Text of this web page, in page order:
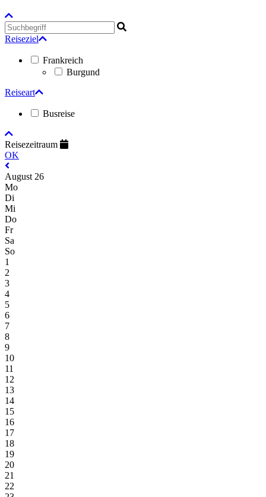
Reiseziel
Frankreich
Burgund
Reiseart
Busreise
Reisezeitraum
OK
August 26
Mo
Di
Mi
Do
Fr
Sa
So
1
2
3
4
5
6
7
8
9
10
11
12
13
14
15
16
17
18
19
20
21
22